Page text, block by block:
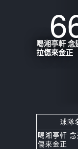
喝湘亭軒 念
拉傷來金正
球隊
喝湘亭軒
傷來金正